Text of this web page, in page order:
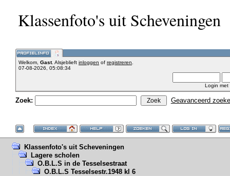
Klassenfoto's uit Scheveningen
Welkom, Gast. Alsjeblieft inloggen of registreren
07-08-2026, 05:08:34
Login met
Zoek: Geavanceerd
Klassenfoto's uit Scheveningen
Lagere scholen
O.B.L.S in de Tesselsestraat
O.B.L.S Tesselsestr.1948 kl 6